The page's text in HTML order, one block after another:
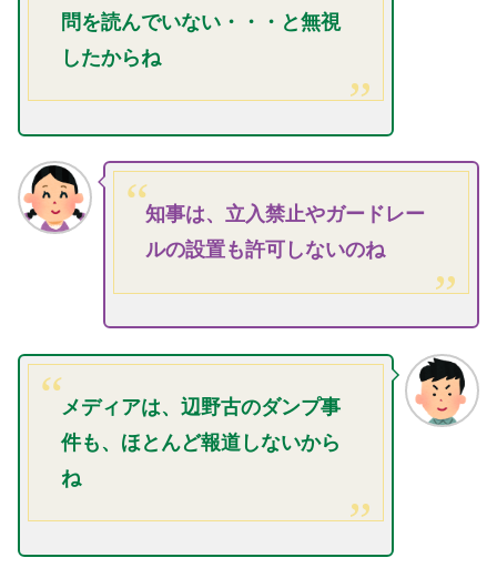
問を読んでいない・・・と無視
したからね
知事は、立入禁止やガードレー
ルの設置も許可しないのね
メディアは、辺野古のダンプ事
件も、ほとんど報道しないから
ね